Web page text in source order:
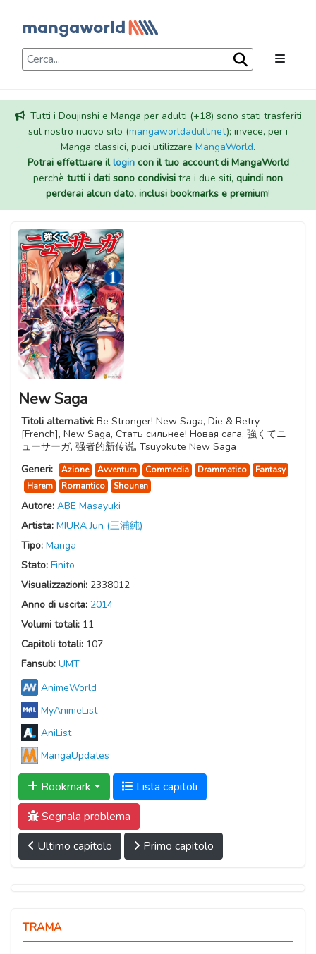
Tutti i Doujinshi e Manga per adulti (+18) sono stati trasferiti
sul nostro nuovo sito (mangaworldadult.net); invece, per i
Manga classici, puoi utilizzare MangaWorld.
Potrai effettuare illogincon il tuo account di MangaWorld
perchè tutti i dati sono condivisi tra i due siti, quindi non
perderai alcun dato, inclusi bookmarks e premium!
New Saga
Titoli alternativi: Be Stronger! New Saga, Die & Retry
[French], New Saga, Стать сильнее! Новая сага, 強くてニ
ューサーガ, 强者的新传说, Tsuyokute New Saga
Generi:
Azione Avventura Commedia Drammatico
Fantasy
Harem
Romantico Shounen
Autore: ABE Masayuki
Artista: MIURA Jun (三浦純)
Tipo: Manga
Stato: Finito
Visualizzazioni: 2338012
Anno di uscita: 2014
Volumi totali: 11
Capitoli totali: 107
Fansub: UMT
AnimeWorld
MyAnimeList
AniList
MangaUpdates
Bookmark
Lista capitoli
Segnala problema
Ultimo capitolo
Primo capitolo
TRAMA